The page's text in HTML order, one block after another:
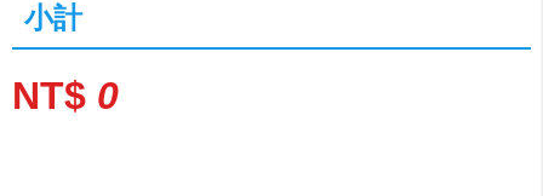
小計
NT$ 0